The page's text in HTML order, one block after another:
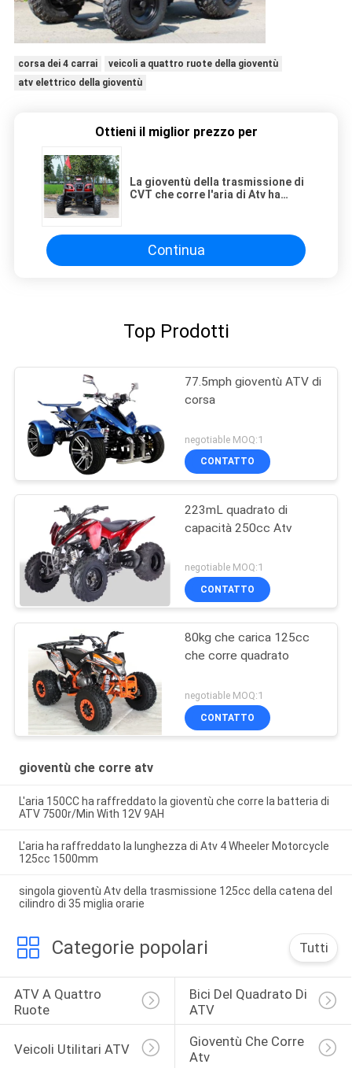
corsa dei 4 carrai
veicoli a quattro ruote della gioventù
atv elettrico della gioventù
Ottieni il miglior prezzo per
La gioventù della trasmissione di
CVT che corre l'aria di Atv ha
Continua
Top Prodotti
77.5mph gioventù ATV di
corsa
negotiable MOQ:1
CONTATTO
223mL quadrato di
capacità 250cc Atv
negotiable MOQ:1
CONTATTO
80kg che carica 125cc
che corre quadrato
negotiable MOQ:1
CONTATTO
gioventù che corre atv
L'aria 150CC ha raffreddato la gioventù che corre la batteria di
ATV 7500r/Min With 12V 9AH
L'aria ha raffreddato la lunghezza di Atv 4 Wheeler Motorcycle
125cc 1500mm
singola gioventù Atv della trasmissione 125cc della catena del
cilindro di 35 miglia orarie
Categorie popolari Tutti
ATV A Quattro
Ruote
Bici Del Quadrato Di
ATV
Veicoli Utilitari ATV
Gioventù Che Corre
Atv